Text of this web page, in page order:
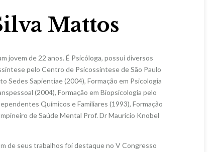
Mattos
jovem de 22 anos. É Psicóloga, possui diversos
pelo Centro de Psicossíntese de São Paulo
Sedes Sapientiae (2004), Formação em Psicologia
(2004), Formação em Biopsicologia pelo
Químicos e Familiares (1993), Formação
de Saúde Mental Prof. Dr Maurício Knobel
de seus trabalhos foi destaque no V Congresso